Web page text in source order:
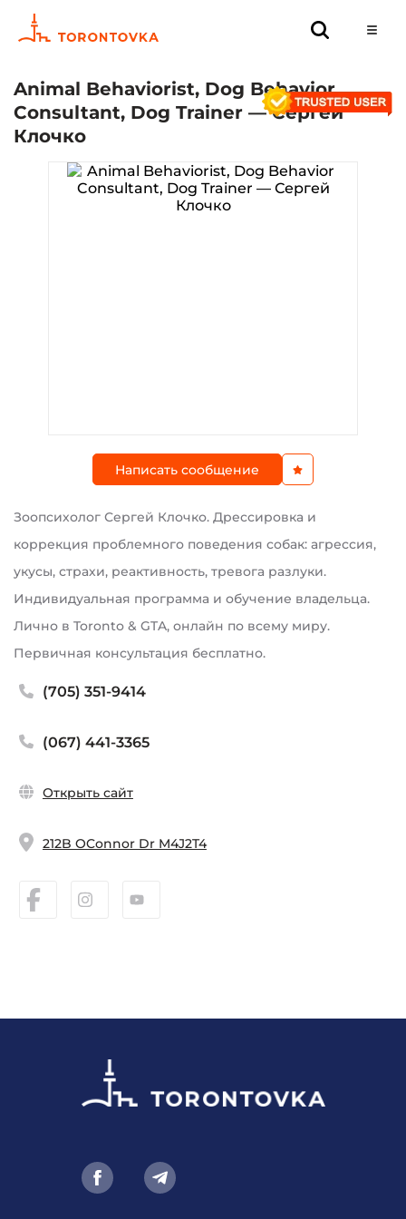
Animal Behaviorist, Dog Behavior
Consultant, Dog Trainer — Сергей
Клочко
Написать сообщение
Зоопсихолог Сергей Клочко. Дрессировка и
коррекция проблемного поведения собак: агрессия,
укусы, страхи, реактивность, тревога разлуки.
Индивидуальная программа и обучение владельца.
Лично в Toronto & GTA, онлайн по всему миру.
Первичная консультация бесплатно.
(705) 351-9414
(067) 441-3365
Открыть сайт
212B OConnor Dr M4J2T4